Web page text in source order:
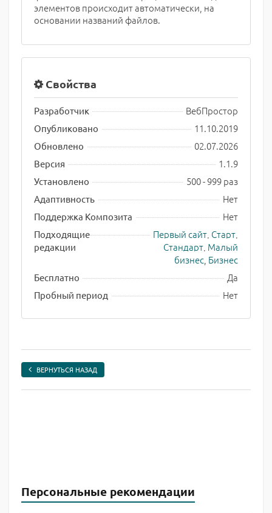
элементов происходит автоматически, на
основании названий файлов.
Свойства
Разработчик ВебПростор
Опубликовано 11.10.2019
Обновлено 02.07.2026
Версия 1.1.9
Установлено 500 - 999 раз
Адаптивность Нет
Поддержка Композита Нет
Подходящие
редакции
Первый сайт Старт
Стандарт Малый
бизнес Бизнес
Бесплатно Да
Пробный период Нет
ВЕРНУТЬСЯ НАЗАД
Персональные рекомендации